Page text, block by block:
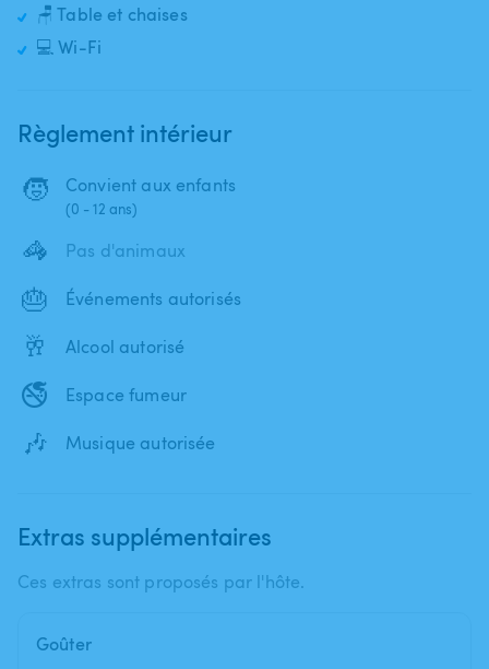
🪑 Table et chaises
💻 Wi-Fi
Règlement intérieur
🧒 Convient aux enfants
(0 - 12 ans)
🦓 Pas d'animaux
🎂 Événements autorisés
🥂 Alcool autorisé
🚭 Espace fumeur
🎶 Musique autorisée
Extras supplémentaires
Ces extras sont proposés par l'hôte.
Goûter